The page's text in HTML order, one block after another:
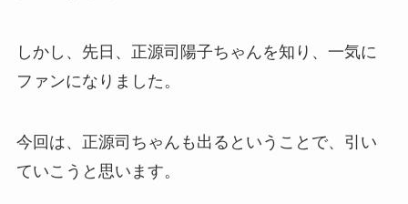
しかし、先日、正源司陽子ちゃんを知り、一気に
ファンになりました。
今回は、正源司ちゃんも出るということで、引い
ていこうと思います。